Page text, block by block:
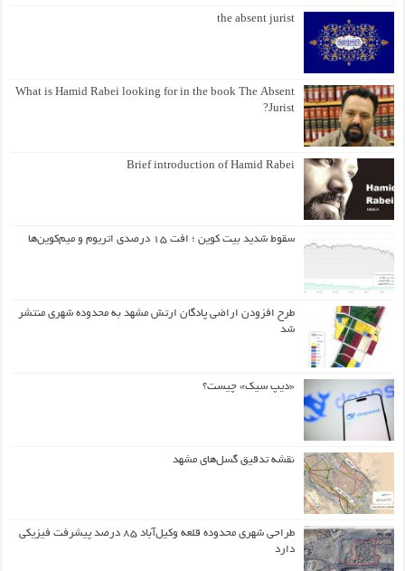
the absent jurist
What is Hamid Rabei looking for in the book The Absent
Jurist?
Brief introduction of Hamid Rabei
سقوط شدید بیت کوین ؛ افت ۱۵ درصدی اتریوم و میم‌کوین‌ها
طرح افزودن اراضی پادگان ارتش مشهد به محدوده شهری منتشر
شد
«دیپ سیک» چیست؟
نقشه تدقیق گسل‌های مشهد
طراحی شهری محدوده قلعه وکیل‌آباد ۸۵ درصد پیشرفت فیزیکی
دارد